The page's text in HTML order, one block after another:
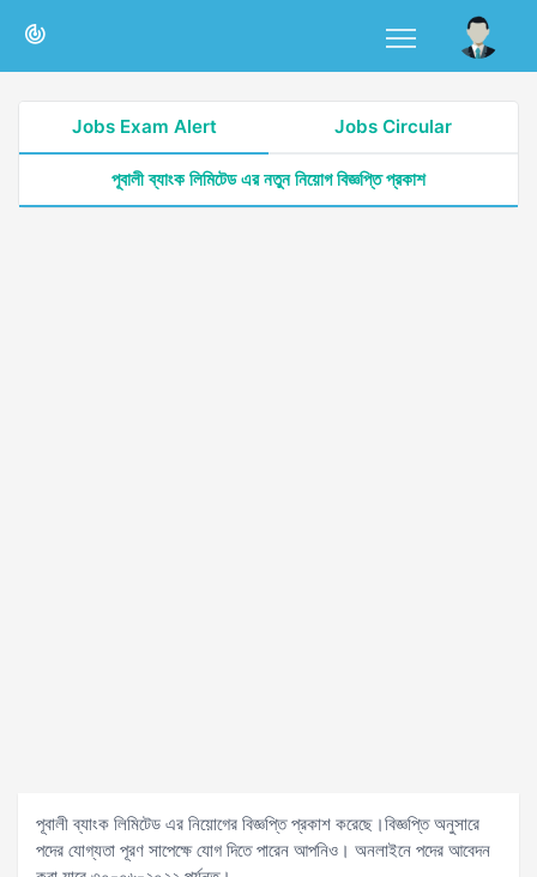
Jobs Exam Alert Jobs Circular
পূবালী ব্যাংক লিমিটেড এর নতুন নিয়োগ বিজ্ঞপ্তি প্রকাশ
পূবালী ব্যাংক লিমিটেড এর নিয়োগের বিজ্ঞপ্তি প্রকাশ করেছে।বিজ্ঞপ্তি অনুসারে
পদের যোগ্যতা পূরণ সাপেক্ষে যোগ দিতে পারেন আপনিও। অনলাইনে পদের আবেদন